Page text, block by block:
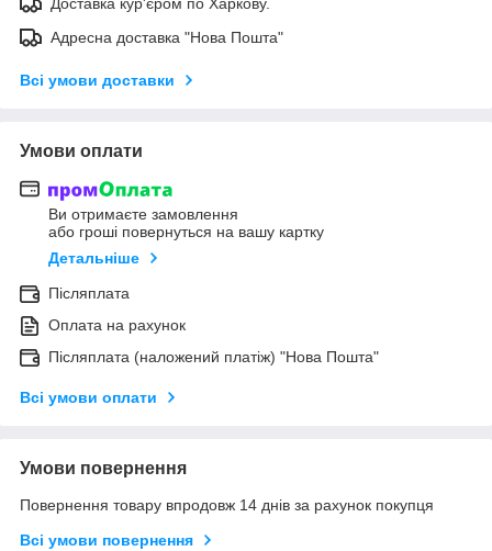
Адресна доставка "Нова Пошта"
Всі умови доставки
Умови оплати
Ви отримаєте замовлення
або гроші повернуться на вашу картку
Детальніше
Післяплата
Оплата на рахунок
Післяплата (наложений платіж) "Нова Пошта"
Всі умови оплати
Умови повернення
Повернення товару впродовж 14 днів за рахунок покупця
Всі умови повернення